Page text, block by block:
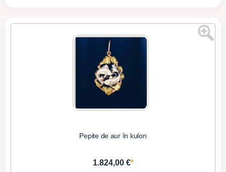
Pepite de aur în kulon
1.824,00 €*